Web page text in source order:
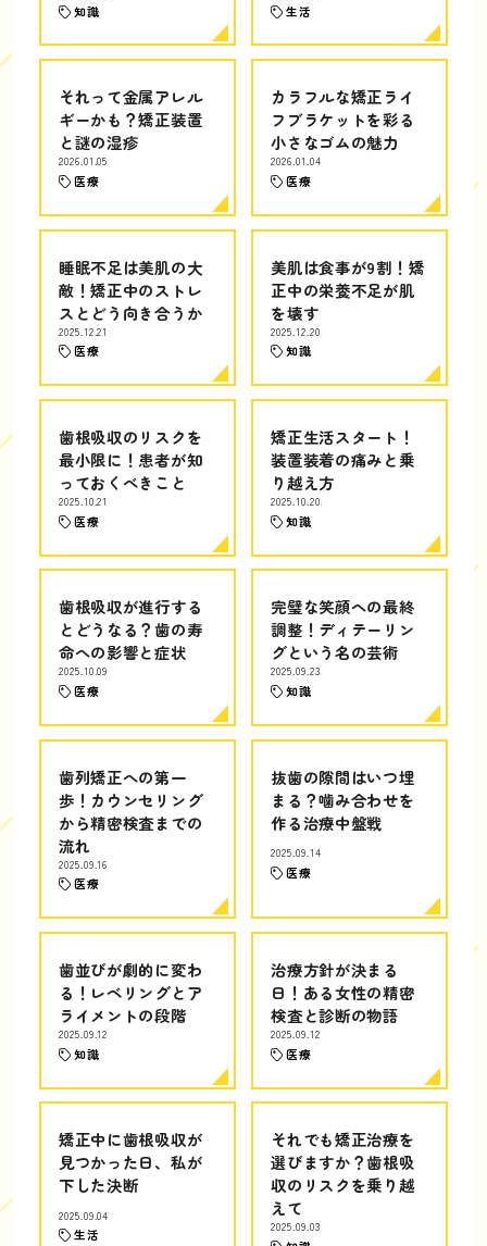
知識 生活
それって金属アレル
ギーかも？矯正装置
と謎の湿疹
2026.01.05
医療
カラフルな矯正ライ
フブラケットを彩る
小さなゴムの魅力
2026.01.04
医療
睡眠不足は美肌の大
敵！矯正中のストレ
スとどう向き合うか
2025.12.21
医療
美肌は食事が9割！矯
正中の栄養不足が肌
を壊す
2025.12.20
知識
歯根吸収のリスクを
最小限に！患者が知
っておくべきこと
2025.10.21
医療
矯正生活スタート！
装置装着の痛みと乗
り越え方
2025.10.20
知識
歯根吸収が進行する
とどうなる？歯の寿
命への影響と症状
2025.10.09
医療
完璧な笑顔への最終
調整！ディテーリン
グという名の芸術
2025.09.23
知識
歯列矯正への第一
歩！カウンセリング
から精密検査までの
流れ
2025.09.16
医療
抜歯の隙間はいつ埋
まる？噛み合わせを
作る治療中盤戦
2025.09.14
医療
歯並びが劇的に変わ
る！レベリングとア
ライメントの段階
2025.09.12
知識
治療方針が決まる
日！ある女性の精密
検査と診断の物語
2025.09.12
医療
矯正中に歯根吸収が
見つかった日、私が
下した決断
2025.09.04
生活
それでも矯正治療を
選びますか？歯根吸
収のリスクを乗り越
えて
2025.09.03